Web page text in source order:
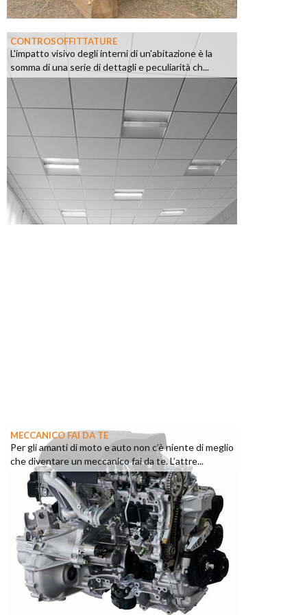
CONTROSOFFITTATURE
L'impatto visivo degli interni di un'abitazione è la
somma di una serie di dettagli e peculiarità ch...
MECCANICO FAI DA TE
Per gli amanti di moto e auto non c’è niente di meglio
che diventare un meccanico fai da te. L’attre...